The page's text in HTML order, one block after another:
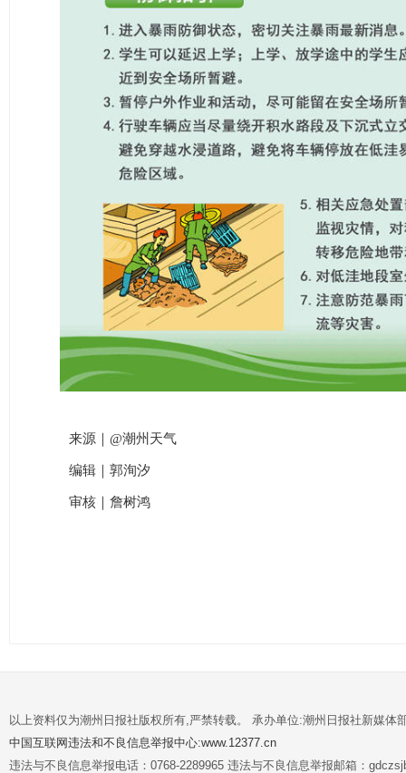
来源｜@潮州天气
编辑｜郭洵汐
审核｜詹树鸿
以上资料仅为潮州日报社版权所有,严禁转载。 承办单位:潮州日报社新媒体
中国互联网违法和不良信息举报中心:www.12377.cn
违法与不良信息举报电话：0768-2289965 违法与不良信息举报邮箱：